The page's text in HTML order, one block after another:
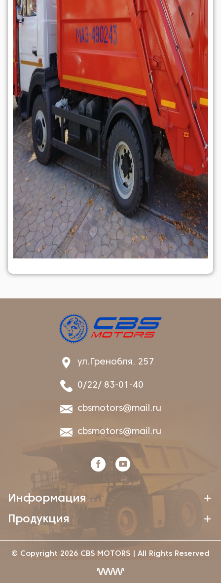
ул.Гренобля, 257
0/22/ 83-01-40
cbsmotors@mail.ru
cbsmotors@mail.ru
Информация
Продукция
© Copyright 2026 CBS MOTORS | All Rights Reserved